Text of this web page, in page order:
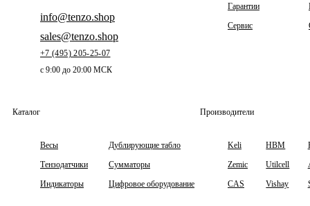
info@tenzo.shop
sales@tenzo.shop
+7 (495) 205-25-07
с 9:00 до 20:00 МСК
Гарантии
Сервис
Каталог
Весы
Тензодатчики
Индикаторы
Дублирующие табло
Сумматоры
Цифровое оборудование
Производители
Keli
Zemic
CAS
HBM
Utilcell
Vishay